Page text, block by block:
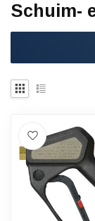
Schuim-